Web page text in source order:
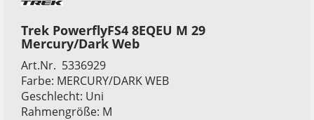
Trek PowerflyFS4 8EQEU M 29
Mercury/Dark Web
Art.Nr. 5336929
Farbe: MERCURY/DARK WEB
Geschlecht: Uni
Rahmengröße: M